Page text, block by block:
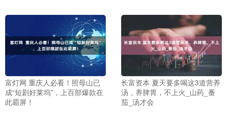
富灯网 重庆人必看！照母山已
成“短剧好莱坞”，上百部爆款在
此霸屏！
长富资本 夏天要多喝这3道营养
汤，养脾胃，不上火_山药_番
茄_汤才会